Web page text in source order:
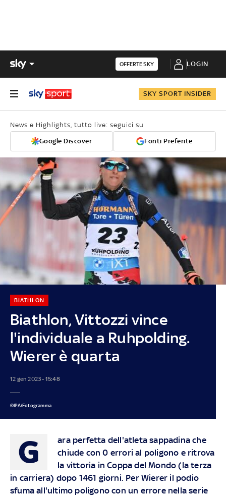
OFFERTE SKY LOGIN
SKY SPORT INSIDER
News e Highlights, tutto live: seguici su
Google Discover Fonti Preferite
Biathlon, Vittozzi vince
l'individuale a Ruhpolding.
Wierer è quarta
BIATHLON
12 gen 2023 - 15:48
©IPA/Fotogramma
G
ara perfetta dell'atleta sappadina che
chiude con 0 errori al poligono e ritrova
la vittoria in Coppa del Mondo (la terza
in carriera) dopo 1461 giorni. Per Wierer il podio
sfuma all'ultimo poligono con un errore nella serie